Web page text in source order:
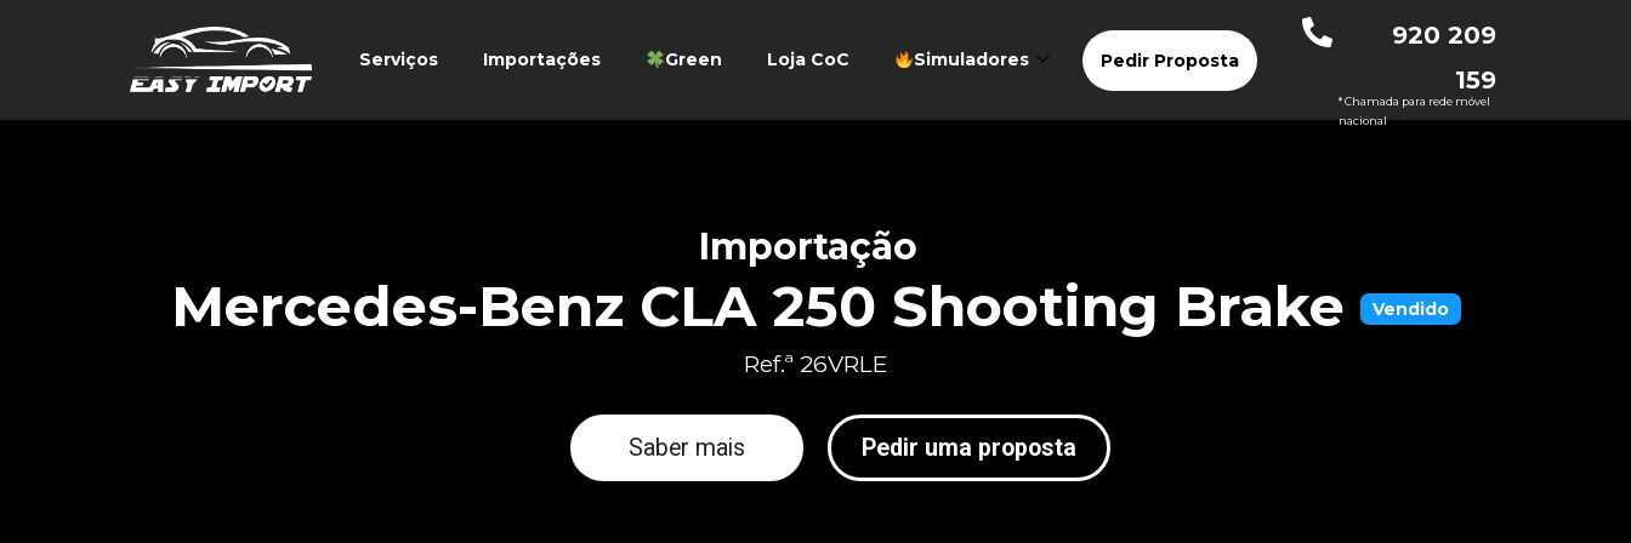
Serviços Importações Green Loja CoC Simuladores Pedir Proposta
920 209
159
* Chamada para rede móvel
nacional
Importação
Mercedes-Benz CLA 250 Shooting Brake Vendido
Ref.ª 26VRLE
Saber mais Pedir uma proposta